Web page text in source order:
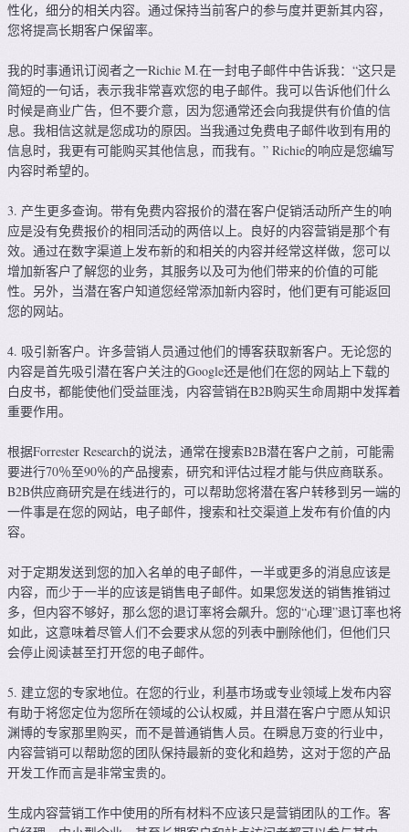
性化，细分的相关内容。通过保持当前客户的参与度并更新其内容，
您将提高长期客户保留率。
我的时事通讯订阅者之一Richie M.在一封电子邮件中告诉我：“这只是
简短的一句话，表示我非常喜欢您的电子邮件。我可以告诉他们什么
时候是商业广告，但不要介意，因为您通常还会向我提供有价值的信
息。我相信这就是您成功的原因。当我通过免费电子邮件收到有用的
信息时，我更有可能购买其他信息，而我有。” Richie的响应是您编写
内容时希望的。
3. 产生更多查询。带有免费内容报价的潜在客户促销活动所产生的响
应是没有免费报价的相同活动的两倍以上。良好的内容营销是那个有
效。通过在数字渠道上发布新的和相关的内容并经常这样做，您可以
增加新客户了解您的业务，其服务以及可为他们带来的价值的可能
性。另外，当潜在客户知道您经常添加新内容时，他们更有可能返回
您的网站。
4. 吸引新客户。许多营销人员通过他们的博客获取新客户。无论您的
内容是首先吸引潜在客户关注的Google还是他们在您的网站上下载的
白皮书，都能使他们受益匪浅，内容营销在B2B购买生命周期中发挥着
重要作用。
根据Forrester Research的说法，通常在搜索B2B潜在客户之前，可能需
要进行70％至90％的产品搜索，研究和评估过程才能与供应商联系。
B2B供应商研究是在线进行的，可以帮助您将潜在客户转移到另一端的
一件事是在您的网站，电子邮件，搜索和社交渠道上发布有价值的内
容。
对于定期发送到您的加入名单的电子邮件，一半或更多的消息应该是
内容，而少于一半的应该是销售电子邮件。如果您发送的销售推销过
多，但内容不够好，那么您的退订率将会飙升。您的“心理”退订率也将
如此，这意味着尽管人们不会要求从您的列表中删除他们，但他们只
会停止阅读甚至打开您的电子邮件。
5. 建立您的专家地位。在您的行业，利基市场或专业领域上发布内容
有助于将您定位为您所在领域的公认权威，并且潜在客户宁愿从知识
渊博的专家那里购买，而不是普通销售人员。在瞬息万变的行业中，
内容营销可以帮助您的团队保持最新的变化和趋势，这对于您的产品
开发工作而言是非常宝贵的。
生成内容营销工作中使用的所有材料不应该只是营销团队的工作。客